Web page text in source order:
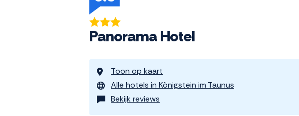
Panorama Hotel
Toon op kaart
Alle hotels in Königstein im Taunus
Bekijk reviews